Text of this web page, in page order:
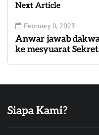
Next Article
February 9, 2023
Anwar jawab
ke mesyuarat
Siapa Kami?